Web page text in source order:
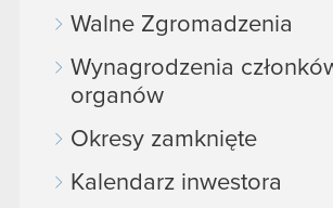
Walne Zgromadzenia
Wynagrodzenia
organów
Okresy zamknięte
Kalendarz inwestora